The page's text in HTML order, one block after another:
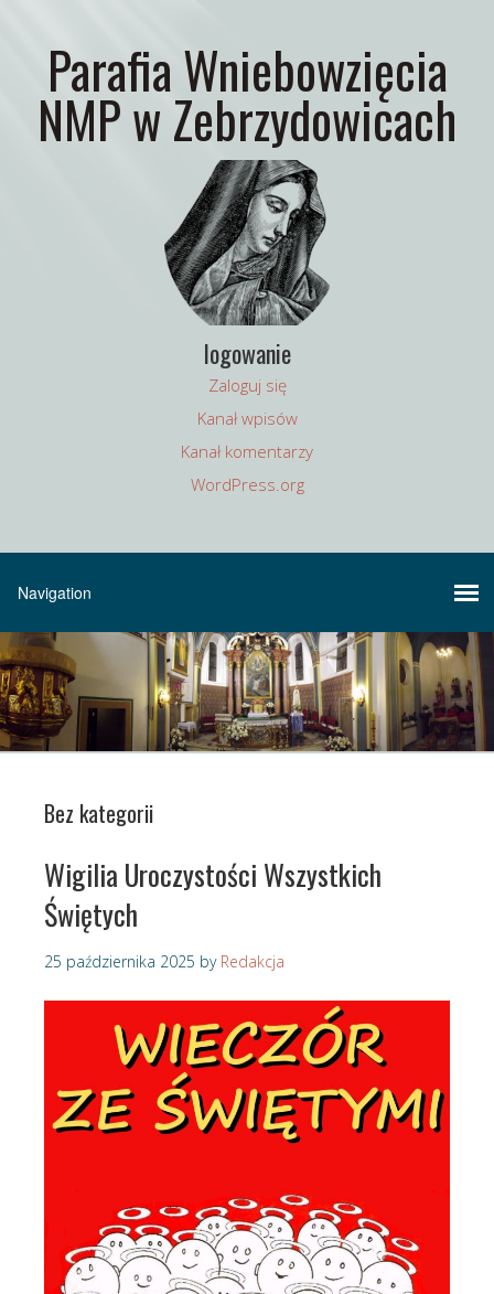
Parafia Wniebowzięcia
NMP w Zebrzydowicach
logowanie
Zaloguj się
Kanał wpisów
Kanał komentarzy
WordPress.org
Bez kategorii
Wigilia Uroczystości Wszystkich
Świętych
25 października 2025 by Redakcja